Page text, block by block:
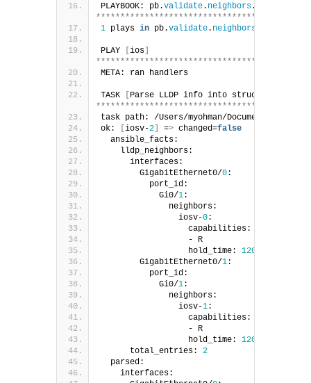
PLAYBOOK: pb.validate. neighbors.
1 plays in pb.validate. neighbors
PLAY [ios]
META: ran handlers
TASK [Parse LLDP info into structured data
task path: /Users/myohman/Documents/
ok:
[iosv-2] => changed=false
  ansible_facts:
    lldp_neighbors:
      interfaces:
        GigabitEthernet0/
0:
          port_id:
            Gi0/
1:
              neighbors:
                iosv-
0:
                  capabilities:
                  - R
                  hold_time:
120
        GigabitEthernet0/
1:
          port_id:
            Gi0/
1:
              neighbors:
                iosv-
1:
                  capabilities:
                  - R
                  hold_time:
120
      total_entries:
2
  parsed:
    interfaces: